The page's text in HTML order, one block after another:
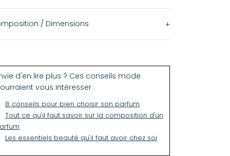
/ Dimensions
: 71% vol. Alcohol Denat.,
Fragrance, Aqua/Water/Eau, Tetramethyl
Benzyl Salicylate,
Linalool, Hydroxycitronellal,
Amyl
Coumarin, Linalyl Acetate, Limonene,
d'en lire plus ? Ces conseils mode
vous intéresser :
8 conseils pour bien choisir son parfum
Tout ce qu'il faut savoir sur la composition d'un
Les essentiels beauté qu'il faut avoir chez soi